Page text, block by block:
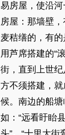
易房屋，使沿
房屋：那墙壁
麦秸缮的，有
用芦席搭建的“
街，直到上世
方不须搭建，
候。南边的船塘
如：“远看盱眙